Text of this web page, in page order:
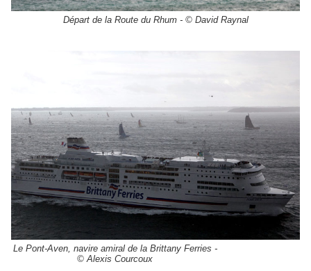
Départ de la Route du Rhum - © David Raynal
Le Pont-Aven, navire amiral de la Brittany Ferries -
© Alexis Courcoux